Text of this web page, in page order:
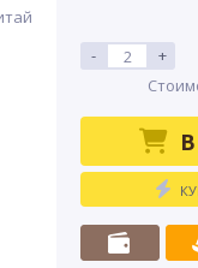
-
+